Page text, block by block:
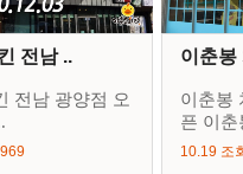
전남 ..
전남 광양점 오
이춘봉
이춘봉
픈 이춘
10.19 조